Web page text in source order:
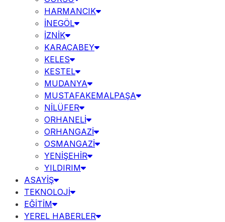
HARMANCIK
İNEGÖL
İZNİK
KARACABEY
KELES
KESTEL
MUDANYA
MUSTAFAKEMALPAŞA
NİLÜFER
ORHANELİ
ORHANGAZİ
OSMANGAZİ
YENİŞEHİR
YILDIRIM
ASAYİŞ
TEKNOLOJİ
EĞİTİM
YEREL HABERLER